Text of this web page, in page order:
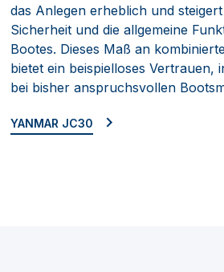
das Anlegen erheblich und
Sicherheit und die allgemeine
Bootes. Dieses Maß an
bietet ein beispielloses Vertrauen,
bei bisher anspruchsvollen
YANMAR JC30